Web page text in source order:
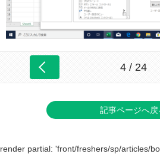
4 / 24
記事ページへ戻
render partial: 'front/freshers/sp/articles/